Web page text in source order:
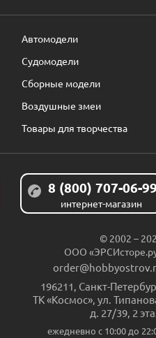
Автомодели
Судомодели
Сборные модели
Воздушные змеи
Товары для творчества
8 (800) 707-06-
интернет-магазин
© 2002 –
ООО
196211 Санкт-
ТК «Космос», ул.
д. 27/39, 2
ежедневно c 10:00 до